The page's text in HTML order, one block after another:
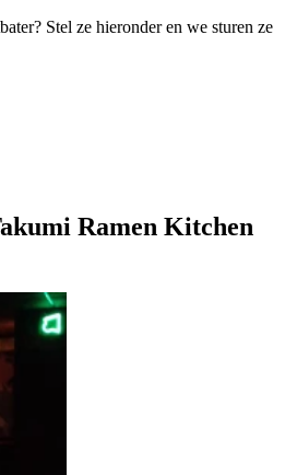
Stel ze hieronder en we sturen ze
Ramen Kitchen